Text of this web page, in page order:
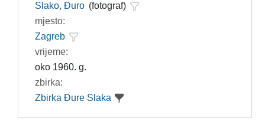
Slako, Đuro (fotograf)
mjesto:
Zagreb
vrijeme:
oko 1960. g.
zbirka:
Zbirka Đure Slaka